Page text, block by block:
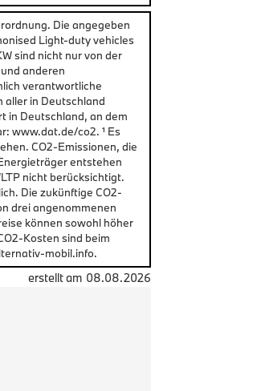
Die angegeben
Light-duty vehicles
sind nicht nur von der
anderen
verantwortliche
aller in Deutschland
in Deutschland, an dem
www.dat.de/co2. ¹ Es
CO2-Emissionen, die
entstehen
nicht berücksichtigt.
Die zukünftige CO2-
drei angenommenen
können sowohl höher
Kosten sind beim
mobil.info.
erstellt am 08.08.2026